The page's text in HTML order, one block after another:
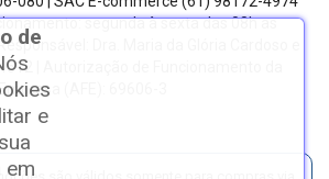
segunda à sexta das 08h as
Dra. Maria da Glória Cardoso e
4612 | Autorização de Funcionamento da
(AFE): 69606-3
de
e
em